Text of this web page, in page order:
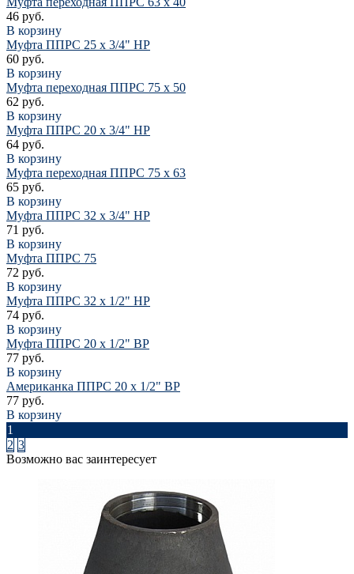
46 руб.
В корзину
Муфта ППРС 25 х 3/4" НР
60 руб.
В корзину
Муфта переходная ППРС 75 х 50
62 руб.
В корзину
Муфта ППРС 20 х 3/4" НР
64 руб.
В корзину
Муфта переходная ППРС 75 х 63
65 руб.
В корзину
Муфта ППРС 32 х 3/4" НР
71 руб.
В корзину
Муфта ППРС 75
72 руб.
В корзину
Муфта ППРС 32 х 1/2" НР
74 руб.
В корзину
Муфта ППРС 20 х 1/2" ВР
77 руб.
В корзину
Американка ППРС 20 х 1/2" ВР
77 руб.
В корзину
1
2 3
Возможно вас заинтересует